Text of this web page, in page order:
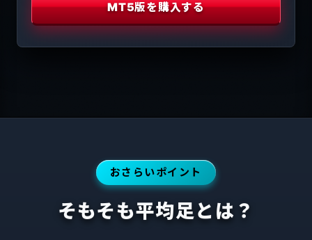
MT5版を購入する
おさらいポイント
そもそも平均足とは？